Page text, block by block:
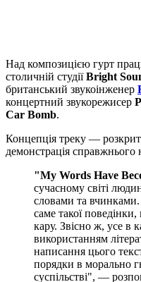
Над композицією гурт
столичній студіїBright
британський звукоінженер
концертний звукорежисер
Car Bomb.
Концепція треку —
демонстрація справжнього
"My Words Have
сучасному світі
словами та вчинками.
саме такої
кару. Звісно ж, усе в
використанням
написання цього
порядки в морально
суспільстві", —